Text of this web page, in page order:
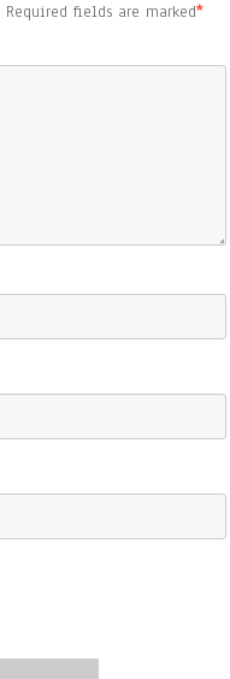
Required fields are marked*